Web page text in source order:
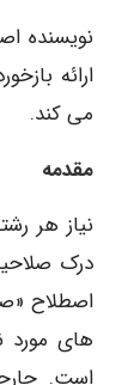
نویسنده
ارائه
می کند.
مقدمه
نیاز هر
درک
اصطلاح
های مورد